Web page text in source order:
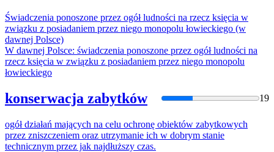
Świadczenia ponoszone przez ogółludności na rzecz księcia w
związku z posiadaniem przez niego monopolu łowieckiego (w
dawnej Polsce)
W dawnej Polsce: świadczenia ponoszone przez ogółludności na
rzecz księcia w związku z posiadaniem przez niego monopolu
łowieckiego
konserwacja zabytków 19
ogółdziałań mających na celu ochronę obiektów zabytkowych
przez zniszczeniem oraz utrzymanie ich w dobrym stanie
technicznym przez jak najdłuższy czas.